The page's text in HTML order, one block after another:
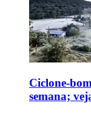
Ciclone-
semana;